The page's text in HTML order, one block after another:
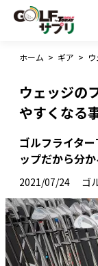
ホーム > ギア >
ウェッジの
やすくなる
ゴルフライタ
ップだから分
2021/07/24 ゴ